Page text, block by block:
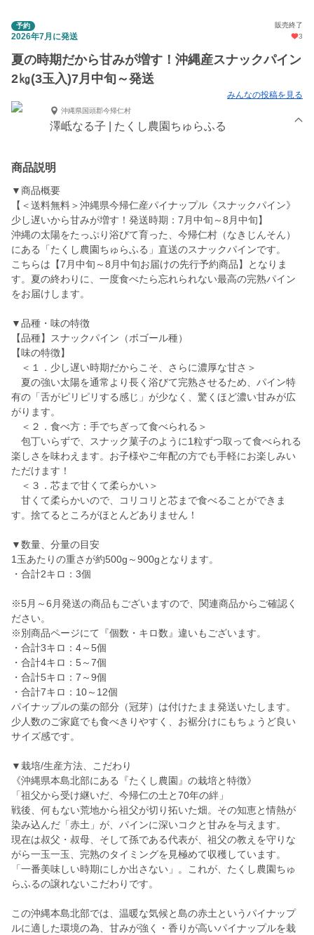
予約 販売終了
2026年7月に発送 3
夏の時期だから甘みが増す！沖縄産スナックパイン
2㎏(3玉入)7月中旬～発送
みんなの投稿を見る
沖縄県国頭郡今帰仁村
澤岻なる子 | たくし農園ちゅらふる
商品説明
▼商品概要
【＜送料無料＞沖縄県今帰仁産パイナップル《スナックパイン》
少し遅いから甘みが増す！発送時期：7月中旬～8月中旬】
沖縄の太陽をたっぷり浴びて育った、今帰仁村（なきじんそん）
にある「たくし農園ちゅらふる」直送のスナックパインです。
こちらは【7月中旬～8月中旬お届けの先行予約商品】となりま
す。夏の終わりに、一度食べたら忘れられない最高の完熟パイン
をお届けします。
▼品種・味の特徴
【品種】スナックパイン（ボゴール種）
【味の特徴】
＜１．少し遅い時期だからこそ、さらに濃厚な甘さ＞
夏の強い太陽を通常より長く浴びて完熟させるため、パイン特
有の「舌がピリピリする感じ」が少なく、驚くほど濃い甘みが広
がります。
＜２．食べ方：手でちぎって食べられる＞
包丁いらずで、スナック菓子のように1粒ずつ取って食べられる
楽しさを味わえます。お子様やご年配の方でも手軽にお楽しみい
ただけます！
＜３．芯まで甘くて柔らかい＞
甘くて柔らかいので、コリコリと芯まで食べることができま
す。捨てるところがほとんどありません！
▼数量、分量の目安
1玉あたりの重さが約500g～900gとなります。
・合計2キロ：3個
※5月～6月発送の商品もございますので、関連商品からご確認く
ださい。
※別商品ページにて『個数・キロ数』違いもございます。
・合計3キロ：4～5個
・合計4キロ：5～7個
・合計5キロ：7～9個
・合計7キロ：10～12個
パイナップルの葉の部分（冠芽）は付けたまま発送いたします。
少人数のご家庭でも食べきりやすく、お裾分けにもちょうど良い
サイズ感です。
▼栽培/生産方法、こだわり
《沖縄県本島北部にある『たくし農園』の栽培と特徴》
「祖父から受け継いだ、今帰仁の土と70年の絆」
戦後、何もない荒地から祖父が切り拓いた畑。その知恵と情熱が
染み込んだ「赤土」が、パインに深いコクと甘みを与えます。
現在は叔父・叔母、そして孫である代表が、祖父の教えを守りな
がら一玉一玉、完熟のタイミングを見極めて収穫しています。
「一番美味しい時期にしか出さない」。これが、たくし農園ちゅ
らふるの譲れないこだわりです。
この沖縄本島北部では、温暖な気候と島の赤土というパイナップ
ルに適した環境の為、甘みが強く・香りが高いパイナップルを栽